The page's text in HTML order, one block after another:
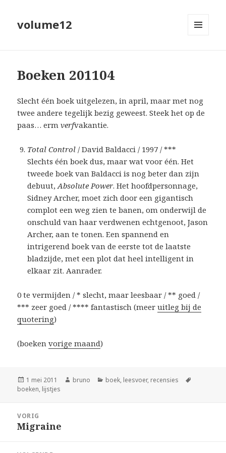
volume12
Boeken 201104
Slecht één boek uitgelezen, in april, maar met nog
twee andere tegelijk bezig geweest. Steek het op de
paas… ermverfvakantie.
Total Control / David Baldacci / 1997 / ***
Slechts één boek dus, maar wat voor één. Het
tweede boek van Baldacci is nog beter dan zijn
debuut,Absolute Power. Het hoofdpersonnage,
Sidney Archer, moet zich door een gigantisch
complot een weg zien te banen, om onderwijl de
onschuld van haar verdwenen echtgenoot, Jason
Archer, aan te tonen. Een spannend en
intrigerend boek van de eerste tot de laatste
bladzijde, met een plot dat heel intelligent in
elkaar zit. Aanrader.
0 te vermijden / * slecht, maar leesbaar / ** goed /
*** zeer goed / **** fantastisch (meeruitleg bij de
quotering)
(boekenvorige maand)
Geplaatst
op
1 mei 2011 Auteur
bruno Categorieën
boek, leesvoer, recensies
boeken, lijstjes
navigatie
VORIG
Vorig
Migraine